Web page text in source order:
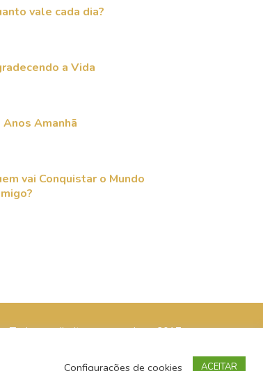
vale cada dia?
a Vida
Anos Amanhã
vai Conquistar o Mundo
Todos os direitos reservados - 2017
Configurações de cookies ACEITAR